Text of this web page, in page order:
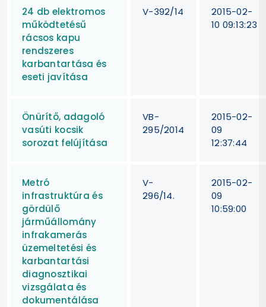
24 db elektromos
működtetésű
rácsos kapu
rendszeres
karbantartása és
eseti javítása
V-392/14
2015-02-
10 09:13:23
Önürítő, adagoló
vasúti kocsik
sorozat felújítása
VB-
295/2014
2015-02-
09
12:37:44
Metró
infrastruktúra és
gördülő
járműállomány
infrakamerás
üzemeltetési és
karbantartási
diagnosztikai
vizsgálata és
dokumentálása
V-
296/14.
2015-02-
09
10:59:00